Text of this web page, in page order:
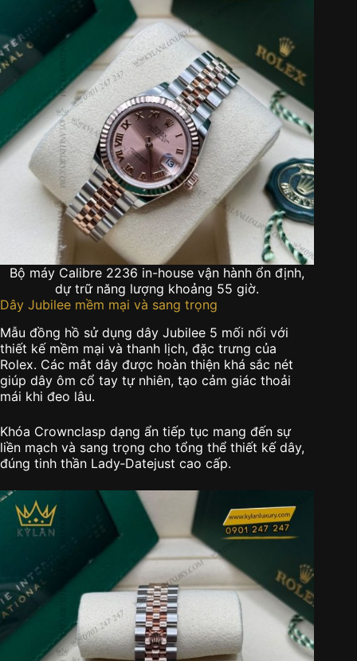
Bộ máy Calibre 2236 in-house vận hành ổn định,
dự trữ năng lượng khoảng 55 giờ.
Dây Jubilee mềm mại và sang trọng
Mẫu đồng hồ sử dụng dây Jubilee 5 mối nối với
thiết kế mềm mại và thanh lịch, đặc trưng của
Rolex. Các mắt dây được hoàn thiện khá sắc nét
giúp dây ôm cổ tay tự nhiên, tạo cảm giác thoải
mái khi đeo lâu.
Khóa Crownclasp dạng ẩn tiếp tục mang đến sự
liền mạch và sang trọng cho tổng thể thiết kế dây,
đúng tinh thần Lady‑Datejust cao cấp.